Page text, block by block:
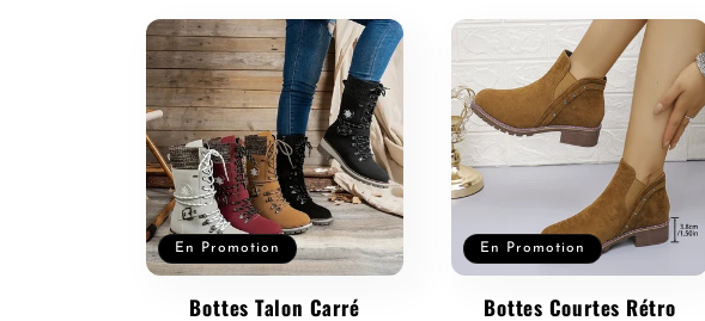
En Promotion
Bottes Talon Carré
En Promotion
Bottes Courtes Rétro